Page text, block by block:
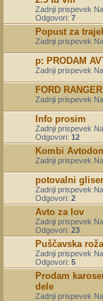
Zadnji prispevek
Odgovori: 7
Popust za
Zadnji prispevek
p: PRODAM
Zadnji prispevek
FORD
Zadnji prispevek
Info prosim
Zadnji prispevek
Odgovori: 12
Kombi
Zadnji prispevek
potovalni
Zadnji prispevek
Odgovori: 2
Avto za lov
Zadnji prispevek
Odgovori: 23
Puščavska roža
Zadnji prispevek
Odgovori: 5
Prodam
dele
Zadnji prispevek